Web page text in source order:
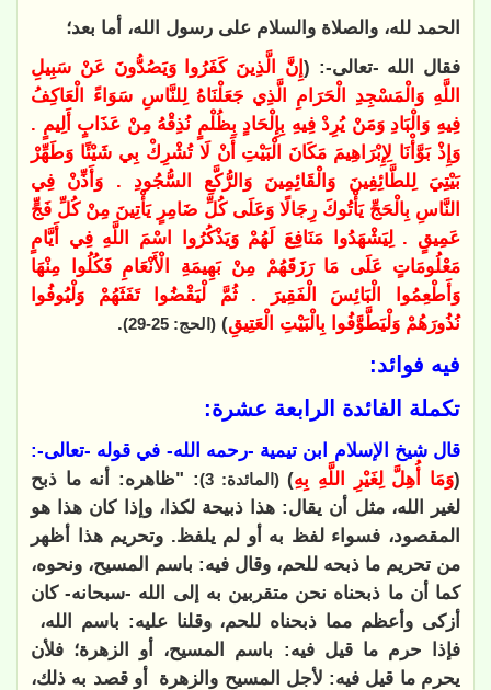
الحمد لله، والصلاة والسلام على رسول الله، أما بعد؛
فقال الله -تعالى-: (إِنَّ الَّذِينَ كَفَرُوا وَيَصُدُّونَ عَنْ سَبِيلِ
اللَّهِ وَالْمَسْجِدِ الْحَرَامِ الَّذِي جَعَلْنَاهُ لِلنَّاسِ سَوَاءً الْعَاكِفُ
فِيهِ وَالْبَادِ وَمَنْ يُرِدْ فِيهِ بِإِلْحَادٍ بِظُلْمٍ نُذِقْهُ مِنْ عَذَابٍ أَلِيمٍ .
وَإِذْ بَوَّأْنَا لِإِبْرَاهِيمَ مَكَانَ الْبَيْتِ أَنْ لَا تُشْرِكْ بِي شَيْئًا وَطَهِّرْ
بَيْتِيَ لِلطَّائِفِينَ وَالْقَائِمِينَ وَالرُّكَّعِ السُّجُودِ . وَأَذِّنْ فِي
النَّاسِ بِالْحَجِّ يَأْتُوكَ رِجَالًا وَعَلَى كُلِّ ضَامِرٍ يَأْتِينَ مِنْ كُلِّ فَجٍّ
عَمِيقٍ . لِيَشْهَدُوا مَنَافِعَ لَهُمْ وَيَذْكُرُوا اسْمَ اللَّهِ فِي أَيَّامٍ
مَعْلُومَاتٍ عَلَى مَا رَزَقَهُمْ مِنْ بَهِيمَةِ الْأَنْعَامِ فَكُلُوا مِنْهَا
وَأَطْعِمُوا الْبَائِسَ الْفَقِيرَ . ثُمَّ لْيَقْضُوا تَفَثَهُمْ وَلْيُوفُوا
نُذُورَهُمْ وَلْيَطَّوَّفُوا بِالْبَيْتِ الْعَتِيقِ) (الحج: 25-29) .
فيه فوائد:
تكملة الفائدة الرابعة عشرة:
قال شيخ الإسلام ابن تيمية -رحمه الله- في قوله -تعالى-:
(وَمَا أُهِلَّ لِغَيْرِ اللَّهِ بِهِ)(المائدة: 3)
: "ظاهره: أنه ما ذبح
لغير الله، مثل أن يقال: هذا ذبيحة لكذا، وإذا كان هذا هو
المقصود، فسواء لفظ به أو لم يلفظ. وتحريم هذا أظهر
من تحريم ما ذبحه للحم، وقال فيه: باسم المسيح، ونحوه،
كما أن ما ذبحناه نحن متقربين به إلى الله -سبحانه- كان
أزكى وأعظم مما ذبحناه للحم، وقلنا عليه: باسم الله،
فإذا حرم ما قيل فيه: باسم المسيح، أو الزهرة؛ فلأن
يحرم ما قيل فيه: لأجل المسيح والزهرة أو قصد به ذلك،